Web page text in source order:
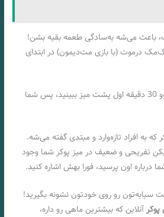
باعث می‌شه به‌سادگی طعمه بقیه بشن!
درموت (با بازی مت‌دیمون) در ابتدای
“اگه نمی‌تونید «ماهی» رو توو 30 دقیقه اول پشت میز ببینید، پس شما
به افراد تازه‌وارد و مبتدی گفته می‌شه.
تفریحی و ضعیف در میز پوکر شما وجود
درباره اون پرسید، فورا بهش اشاره کنید.
سبابه‌تون رو روی خودتون نشونه بگیرید!
پوکرآنلاین که بیشترین ماهی رو داره،